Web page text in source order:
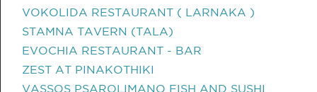
VOKOLIDA RESTAURANT ( LARNAKA )
STAMNA TAVERN (TALA)
EVOCHIA RESTAURANT - BAR
ZEST AT PINAKOTHIKI
VASSOS PSAROLIMANO FISH AND SUSHI